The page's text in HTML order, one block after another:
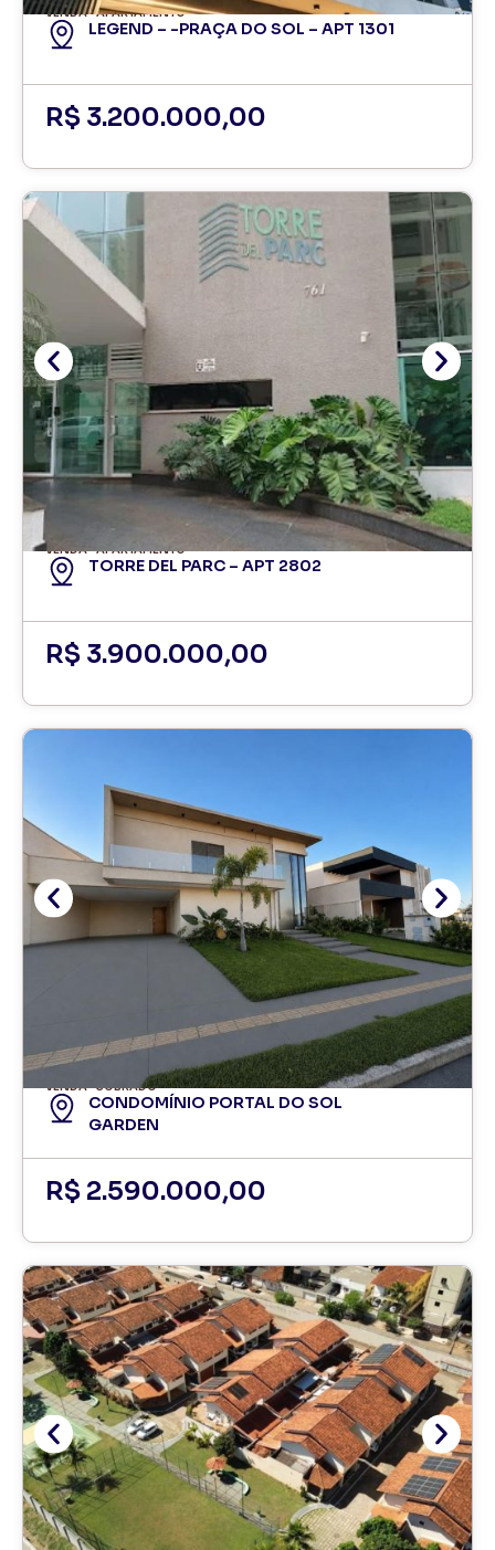
VENDA APARTAMENTO
LEGEND – -PRAÇA DO SOL – APT 1301
R$ 3.200.000,00
VENDA APARTAMENTO
TORRE DEL PARC – APT 2802
R$ 3.900.000,00
VENDA SOBRADO
CONDOMÍNIO PORTAL DO SOL
GARDEN
R$ 2.590.000,00